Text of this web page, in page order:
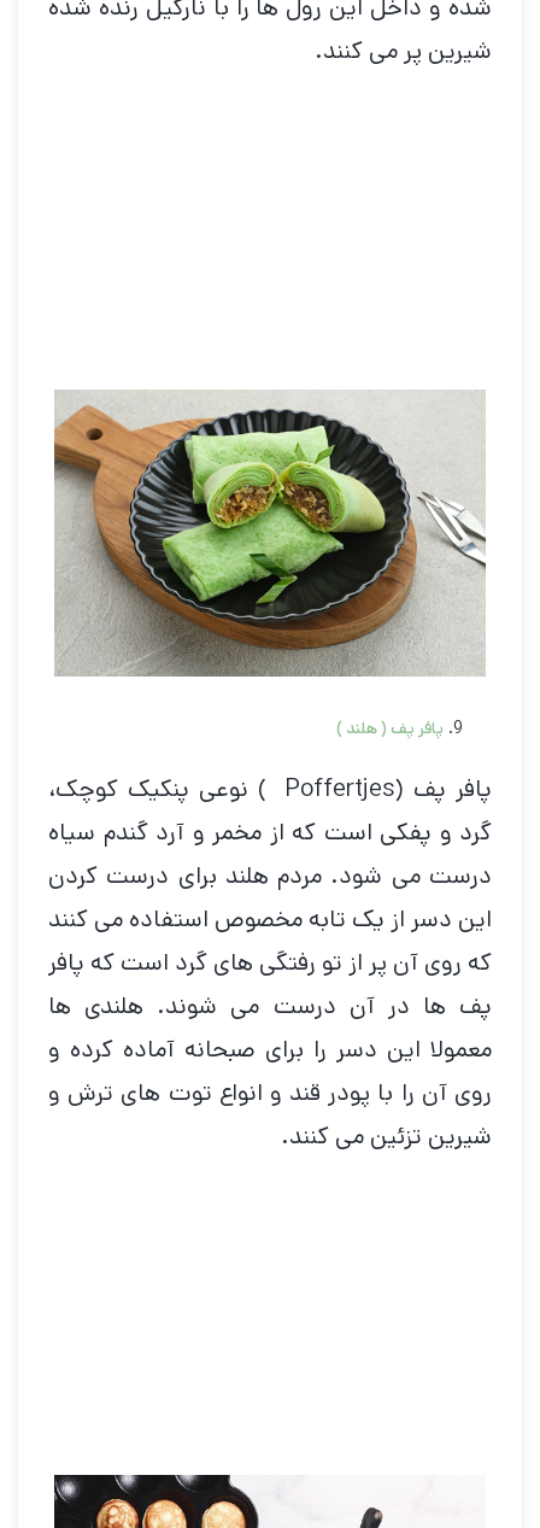
شده و داخل این رول ها را با نارگیل رنده شده
شیرین پر می کنند.
پافر پف ( هلند )
پافر پف (Poffertjes ) نوعی پنکیک کوچک،
گرد و پفکی است که از مخمر و آرد گندم سیاه
درست می شود. مردم هلند برای درست کردن
این دسر از یک تابه مخصوص استفاده می کنند
که روی آن پر از تو رفتگی های گرد است که پافر
پف ها در آن درست می شوند. هلندی ها
معمولا این دسر را برای صبحانه آماده کرده و
روی آن را با پودر قند و انواع توت های ترش و
شیرین تزئین می کنند.